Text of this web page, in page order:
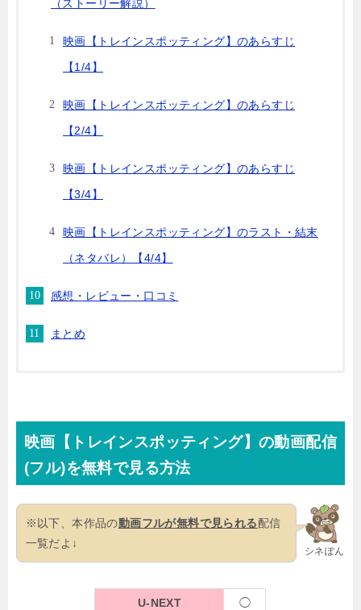
（ストーリー解説）
映画【トレインスポッティング】のあらすじ
【1/4】
映画【トレインスポッティング】のあらすじ
【2/4】
映画【トレインスポッティング】のあらすじ
【3/4】
映画【トレインスポッティング】のラスト・結末
（ネタバレ）【4/4】
感想・レビュー・口コミ
まとめ
映画【トレインスポッティング】の動画配信
(フル)を無料で見る方法
シネぽん
※以下、本作品の動画フルが無料で見られる配信
一覧だよ↓
U-NEXT ◯